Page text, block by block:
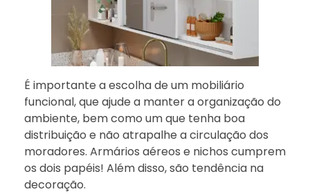
É importante a escolha de um mobiliário
funcional, que ajude a manter a organização do
ambiente, bem como um que tenha boa
distribuição e não atrapalhe a circulação dos
moradores. Armários aéreos e nichos cumprem
os dois papéis! Além disso, são tendência na
decoração.